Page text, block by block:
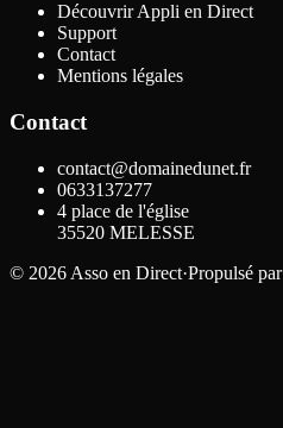
Découvrir Appli en Direct
Support
Contact
Mentions légales
Contact
contact@domainedunet.fr
0633137277
4 place de l'église
35520 MELESSE
© 2026 Asso en Direct·Propulsé par